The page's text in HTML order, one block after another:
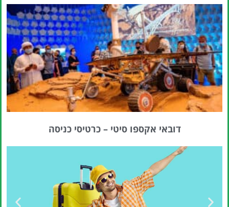
דובאי אקספו סיטי – כרטיסי כניסה